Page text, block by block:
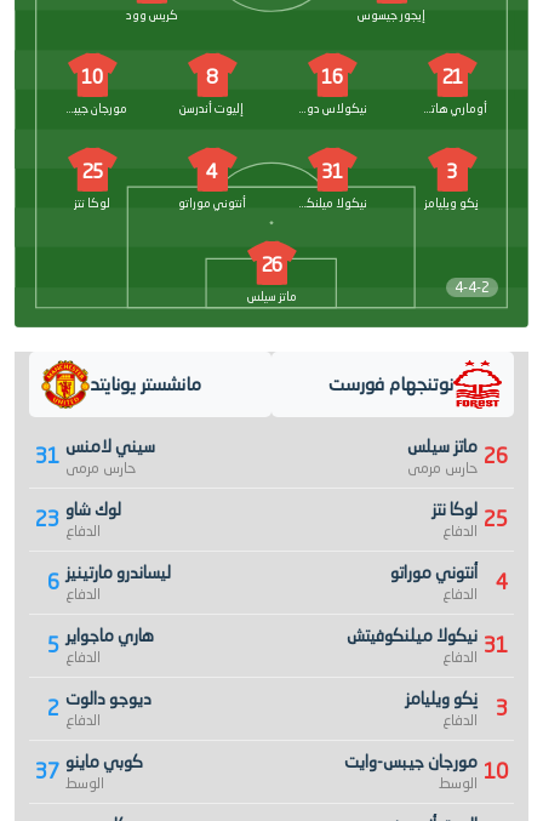
4-4-2
إيجور جيسوس كريس وود
21
أوماري هاتشينسون
16
نيكولاس دومينجيز
8
إليوت أندرسن
10
مورجان جيبس-وايت
3
نِكو ويليامز
31
نيكولا ميلنكوفيتش
4
أنتوني موراتو
25
لوكا نتز
26
ماتز سيلس
مانشستر يونايتد
31 سيني لامنس
حارس مرمى
23 لوك شاو
الدفاع
6 ليساندرو مارتينيز
الدفاع
5 هاري ماجواير
الدفاع
2 ديوجو دالوت
الدفاع
37 كوبي ماينو
الوسط
نوتنجهام فورست
26 ماتز سيلس
حارس مرمى
25 لوكا نتز
الدفاع
4 أنتوني موراتو
الدفاع
31 نيكولا ميلنكوفيتش
الدفاع
3 نِكو ويليامز
الدفاع
10 مورجان جيبس-وايت
الوسط